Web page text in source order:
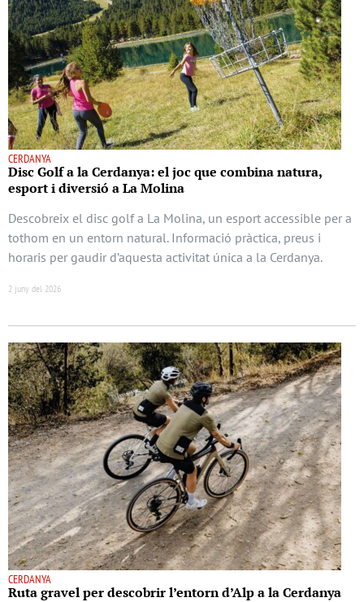
CERDANYA
Disc Golf a la Cerdanya: el joc que combina natura,
esport i diversió a La Molina
Descobreix el disc golf a La Molina, un esport accessible per a
tothom en un entorn natural. Informació pràctica, preus i
horaris per gaudir d’aquesta activitat única a la Cerdanya.
2 juny del 2026
CERDANYA
Ruta gravel per descobrir l’entorn d’Alp a la Cerdanya